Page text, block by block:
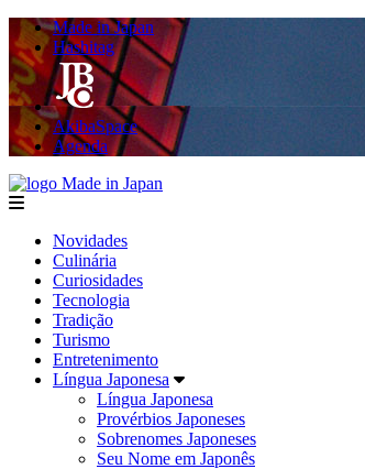
Made in Japan
Hashitag
AkibaSpace
Agenda
menu
Novidades
Culinária
Curiosidades
Tecnologia
Tradição
Turismo
Entretenimento
Língua Japonesa
Língua Japonesa
Provérbios Japoneses
Sobrenomes Japoneses
Seu Nome em Japonês